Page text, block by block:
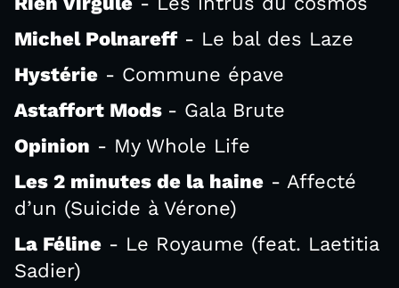
Michel Polnareff- Le bal des Laze
Hystérie - Commune épave
Astaffort Mods - Gala Brute
Opinion - My Whole Life
Les 2 minutes de la haine - Affecté
d’un (Suicide à Vérone)
La Féline - Le Royaume (feat. Laetitia
Sadier)